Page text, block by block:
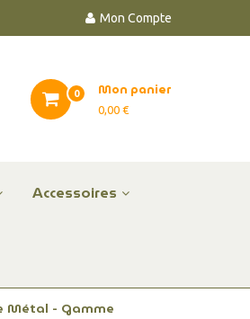
Mon Compte
Mon panier
0,00 €
0
Accessoires
Métal - Gamme